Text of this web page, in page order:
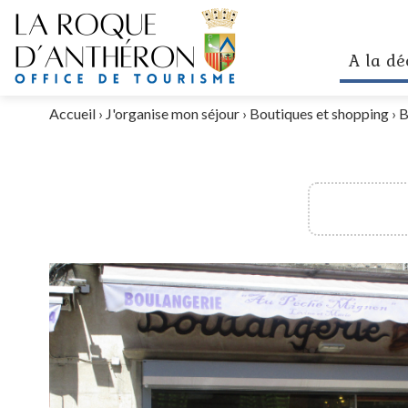
A la
Accueil› J'organise mon séjour› Boutiques et shopping›